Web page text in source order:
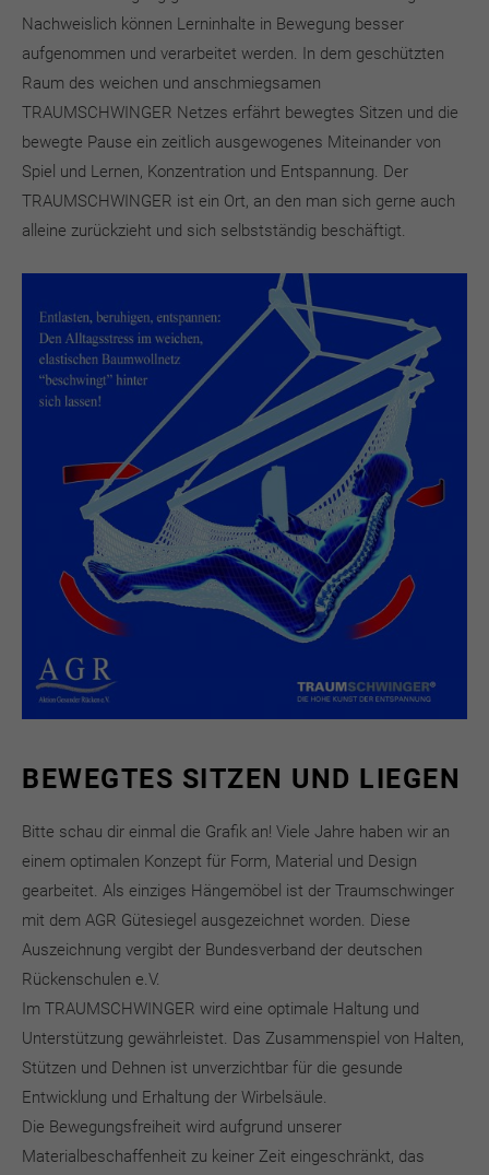
Nachweislich können Lerninhalte in Bewegung besser
aufgenommen und verarbeitet werden. In dem geschützten
Raum des weichen und anschmiegsamen
TRAUMSCHWINGER Netzes erfährt bewegtes Sitzen und die
bewegte Pause ein zeitlich ausgewogenes Miteinander von
Spiel und Lernen, Konzentration und Entspannung. Der
TRAUMSCHWINGER ist ein Ort, an den man sich gerne auch
alleine zurückzieht und sich selbstständig beschäftigt.
BEWEGTES SITZEN UND LIEGEN
Bitte schau dir einmal die Grafik an! Viele Jahre haben wir an
einem optimalen Konzept für Form, Material und Design
gearbeitet. Als einziges Hängemöbel ist der Traumschwinger
mit dem AGR Gütesiegel ausgezeichnet worden. Diese
Auszeichnung vergibt der Bundesverband der deutschen
Rückenschulen e.V.
Im TRAUMSCHWINGER wird eine optimale Haltung und
Unterstützung gewährleistet. Das Zusammenspiel von Halten,
Stützen und Dehnen ist unverzichtbar für die gesunde
Entwicklung und Erhaltung der Wirbelsäule.
Die Bewegungsfreiheit wird aufgrund unserer
Materialbeschaffenheit zu keiner Zeit eingeschränkt, das